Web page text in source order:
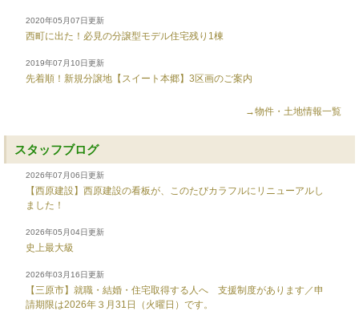
2020年05月07日更新
西町に出た！必見の分譲型モデル住宅残り1棟
2019年07月10日更新
先着順！新規分譲地【スイート本郷】3区画のご案内
→物件・土地情報一覧
スタッフブログ
2026年07月06日更新
【西原建設】西原建設の看板が、このたびカラフルにリニューアルし
ました！
2026年05月04日更新
史上最大級
2026年03月16日更新
【三原市】就職・結婚・住宅取得する人へ 支援制度があります／申
請期限は2026年３月31日（火曜日）です。